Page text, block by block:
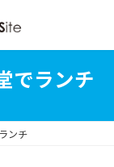
でランチ
ンチ